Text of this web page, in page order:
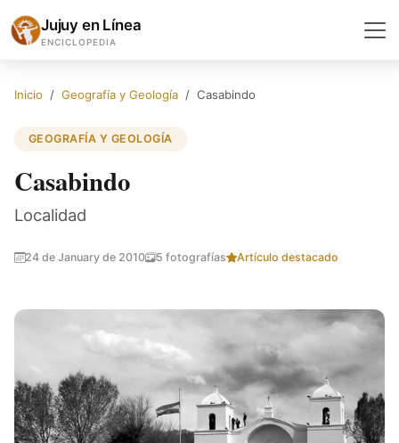
Jujuy en Línea
ENCICLOPEDIA
Inicio Geografía y Geología Casabindo
GEOGRAFÍA Y GEOLOGÍA
Casabindo
Localidad
24 de January de 2010 5 fotografías Artículo destacado